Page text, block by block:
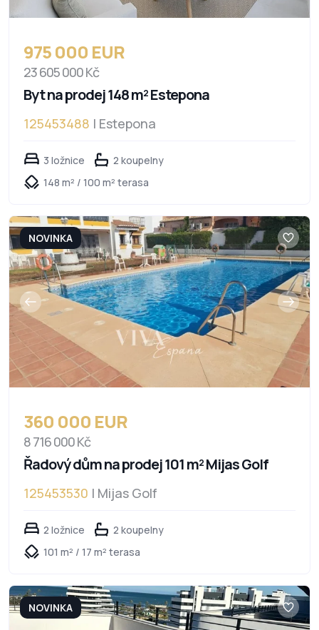
975 000 EUR
23 605 000 Kč
Byt na prodej 148 m² Estepona
125453488 | Estepona
3 ložnice
2 koupelny
148 m² / 100 m² terasa
NOVINKA
360 000 EUR
8 716 000 Kč
Řadový dům na prodej 101 m² Mijas Golf
125453530 | Mijas Golf
2 ložnice
2 koupelny
101 m² / 17 m² terasa
NOVINKA